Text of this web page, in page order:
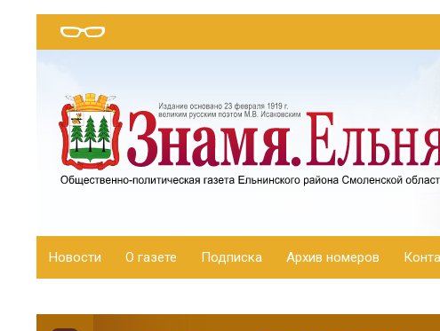
Новости О газете Подписка Архив номеров